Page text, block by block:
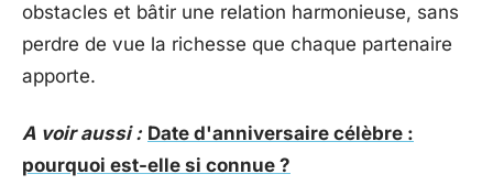
obstacles et bâtir une relation harmonieuse, sans
perdre de vue la richesse que chaque partenaire
apporte.
A voir aussi : Date d'anniversaire célèbre :
pourquoi est-elle si connue ?